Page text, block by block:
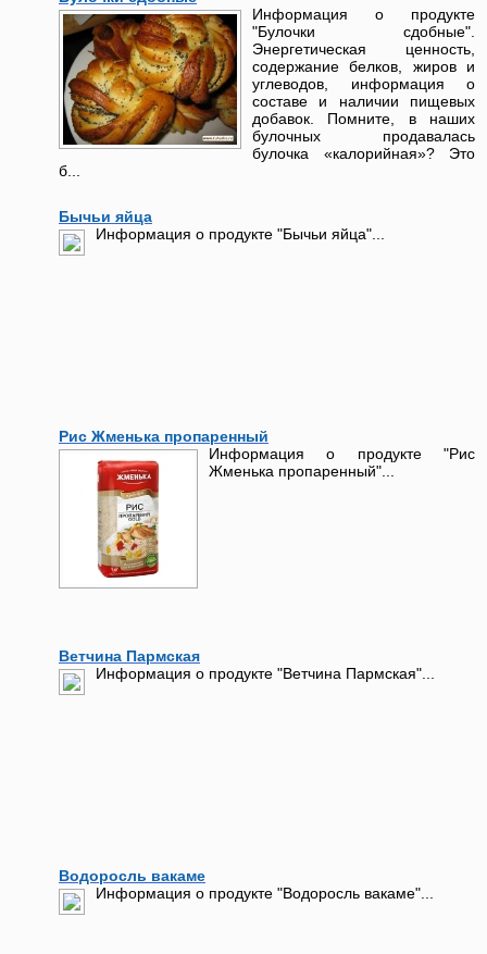
Информация о продукте
"Булочки сдобные".
Энергетическая ценность,
содержание белков, жиров и
углеводов, информация о
составе и наличии пищевых
добавок. Помните, в наших
булочных продавалась
булочка «калорийная»? Это
б...
Бычьи яйца
Информация о продукте "Бычьи яйца"...
Рис Жменька пропаренный
Информация о продукте "Рис
Жменька пропаренный"...
Ветчина Пармская
Информация о продукте "Ветчина Пармская"...
Водоросль вакаме
Информация о продукте "Водоросль вакаме"...